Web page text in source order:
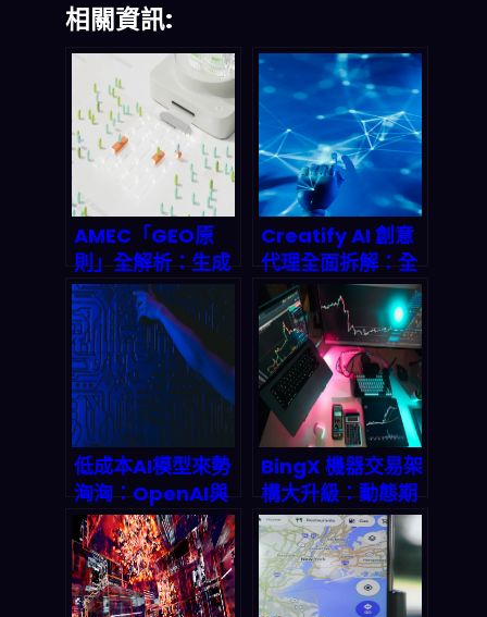
相關資訊:
AMEC「GEO原
則」全解析：生成
式AI搜尋時代，品
牌能被AI「看見」
才是生存法則
Creatify AI 創意
代理全面拆解：全
自動廣告生成如何
改寫 2026 數位行
銷遊戲規則
低成本AI模型來勢
洶洶：OpenAI與
Anthropic的IPO
美夢會否破碎？
BingX 機器交易架
構大升級：動態期
貨策略＋API 即時
掛鉤如何重塑
2026 加密演算法
交易生態